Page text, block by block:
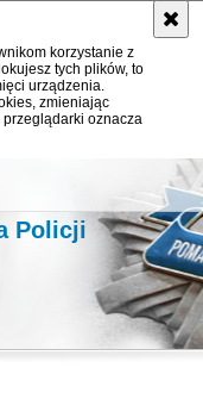
korzystanie z
tych plików, to
urządzenia.
zmieniając
oznacza
Policji